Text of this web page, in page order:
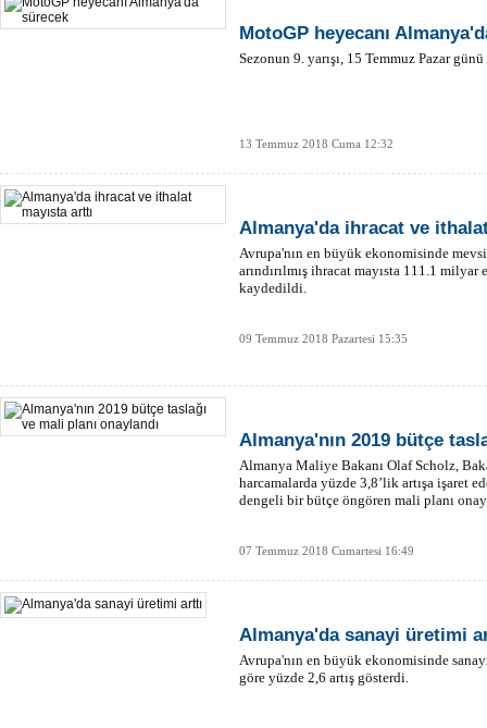
MotoGP heyecanı
Sezonun 9. yarışı, 15 Temmuz Pazar
13 Temmuz 2018 Cuma 12:32
Almanya'da ihracat ve
Avrupa'nın en büyük ekonomisinde
arındırılmış ihracat mayısta 111.1
kaydedildi.
09 Temmuz 2018 Pazartesi 15:35
Almanya'nın 2019 bütçe
Almanya Maliye Bakanı Olaf Scholz,
harcamalarda yüzde 3,8’lik artışa işaret
dengeli bir bütçe öngören mali planı
07 Temmuz 2018 Cumartesi 16:49
Almanya'da sanayi üretimi
Avrupa'nın en büyük ekonomisinde
göre yüzde 2,6 artış gösterdi.